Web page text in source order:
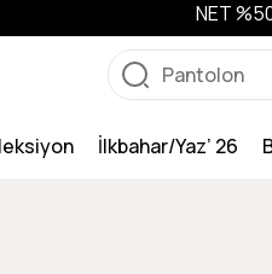
NET
İlkbahar/Yaz’ 26